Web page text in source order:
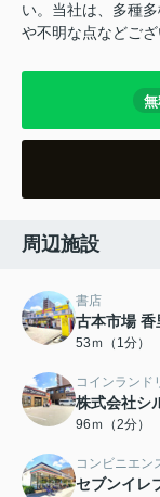
い。当社は、多種
や不明な点などご
周辺施設
書店
古本市場 香
53ｍ（1分）
コインランド
株式会社シ
96ｍ（2分）
コンビニエン
セブンイレ